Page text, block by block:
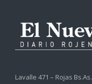
Lavalle 471 – Rojas Bs.As.